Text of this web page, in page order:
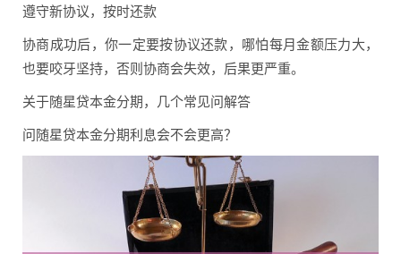
遵守新协议，按时还款
协商成功后，你一定要按协议还款，哪怕每月金额压力大，
也要咬牙坚持，否则协商会失效，后果更严重。
关于随星贷本金分期，几个常见问解答
问随星贷本金分期利息会不会更高？